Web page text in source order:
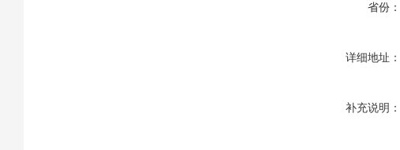
省份：
详细地址：
补充说明：